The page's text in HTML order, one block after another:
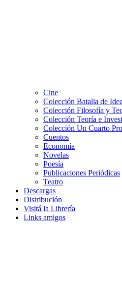
Cine
Colección Batalla de
Colección Filosofía y
Colección Teoría e
Colección Un Cuarto
Cuentos
Economía
Novelas
Poesía
Publicaciones Periódicas
Teatro
Descargas
Distribución
Visitá la Librería
Links amigos